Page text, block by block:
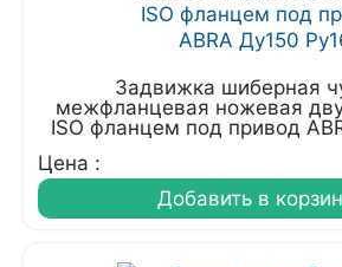
Задвижка шиберная
межфланцевая ножевая
ISO фланцем под привод
Цена :
Добавить в